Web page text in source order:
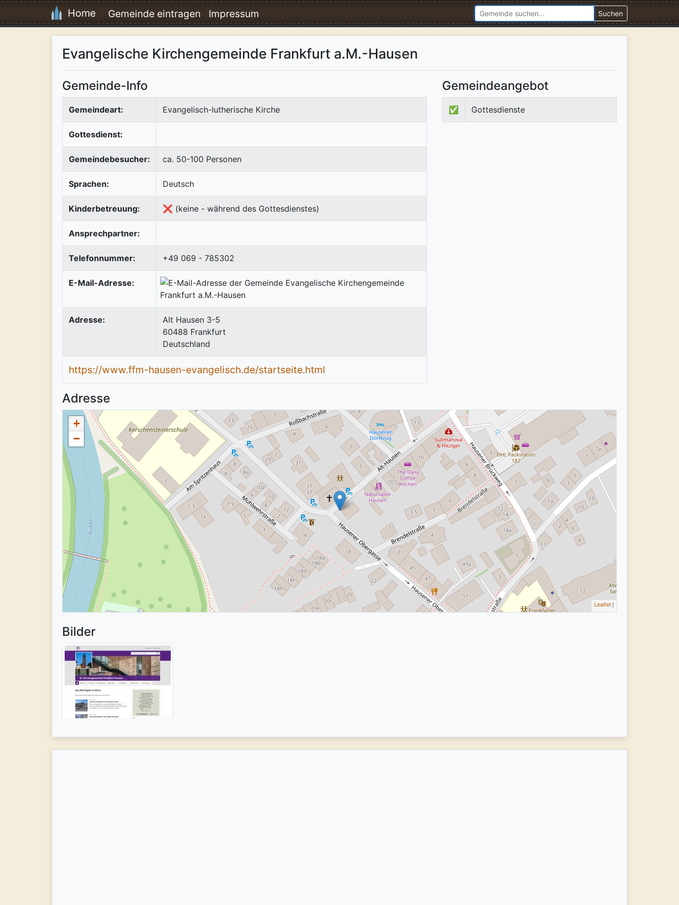
Home Gemeinde eintragen Impressum Suchen
Evangelische Kirchengemeinde Frankfurt a.M.-Hausen
Gemeinde-Info
Gemeindeart: Evangelisch-lutherische Kirche
Gottesdienst:
Gemeindebesucher: ca. 50-100 Personen
Sprachen: Deutsch
Kinderbetreuung: ❌ (keine - während des Gottesdienstes)
Ansprechpartner:
Telefonnummer: +49 069 - 785302
E-Mail-Adresse:
Adresse:
Alt Hausen 3-5
60488 Frankfurt
Deutschland
https://www.ffm-hausen-evangelisch.de/startseite.html
Gemeindeangebot
✅ Gottesdienste
Adresse
+
−
Leaflet |
Bilder